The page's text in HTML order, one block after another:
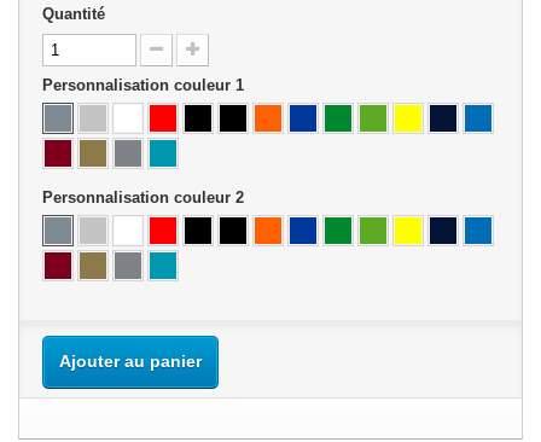
Quantité
Personnalisation couleur 1
Personnalisation couleur 2
Ajouter au panier